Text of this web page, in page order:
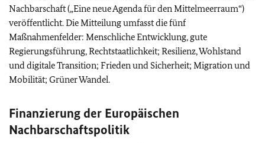
Nachbarschaft („Eine neue Agenda für den Mittelmeerraum“)
veröffentlicht. Die Mitteilung umfasst die fünf
Maßnahmenfelder: Menschliche Entwicklung, gute
Regierungsführung, Rechtstaatlichkeit; Resilienz, Wohlstand
und digitale Transition; Frieden und Sicherheit; Migration und
Mobilität; Grüner Wandel.
Finanzierung der Europäischen
Nachbarschaftspolitik